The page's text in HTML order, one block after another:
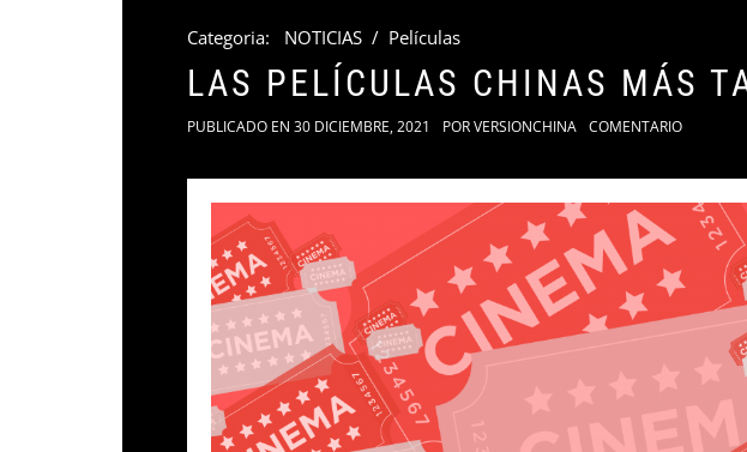
Categoria: NOTICIAS / Películas
LAS PELÍCULAS CHINAS MÁS
PUBLICADO EN 30 DICIEMBRE, 2021 PORVERSIONCHINA COMENTARIO